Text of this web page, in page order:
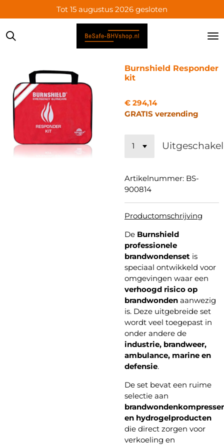
direct
naar
Tot 15 augustus 2026 gesloten
Burnshield Responder
kit
€ 294,14
GRATIS verzending
Artikelnummer: BS-
900814
Productomschrijving
De Burnshield
professionele
brandwondenset is
speciaal ontwikkeld voor
omgevingen waar een
verhoogd risico op
brandwonden aanwezig
is. Deze uitgebreide set
wordt veel toegepast in
onder andere de
industrie, brandweer,
ambulance, marine en
defensie.
De set bevat een ruime
selectie aan
en hydrogelproducten
die direct zorgen voor
verkoeling en